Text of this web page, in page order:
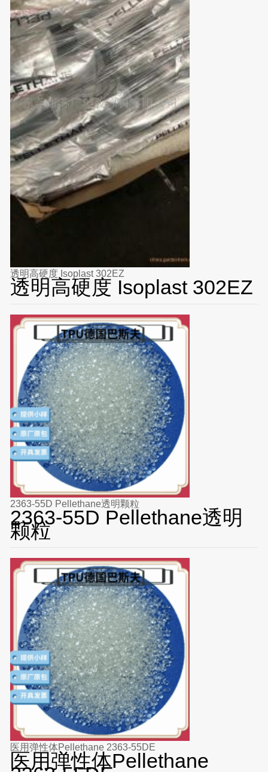
透明高硬度 Isoplast 302EZ
透明高硬度 Isoplast 302EZ
2363-55D Pellethane透明颗粒
2363-55D Pellethane透明
颗粒
医用弹性体Pellethane 2363-55DE
医用弹性体Pellethane